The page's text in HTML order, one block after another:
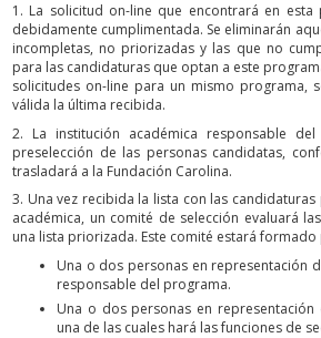
1. La solicitud on-line que encontrará en
debidamente cumplimentada. Se eliminarán
incompletas, no priorizadas y las que no
para las candidaturas que optan a este
solicitudes on-line para un mismo programa,
válida la última recibida.
2. La institución académica responsable
preselección de las personas candidatas,
trasladará a la Fundación Carolina.
3. Una vez recibida la lista con las
académica, un comité de selección evaluará
una lista priorizada. Este comité estará formado
Una o dos personas en representación
responsable del programa.
Una o dos personas en representación
una de las cuales hará las funciones de